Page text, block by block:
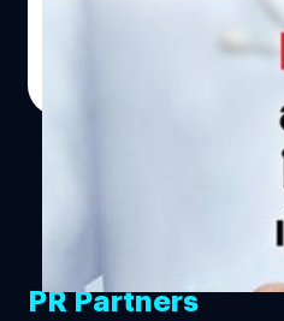
กสทช. สนับสนุนให้คนไทยด
หมอชนะ เพื่อให้ภาครัฐสาม
อย่างรวดเร็ว โดยลูกค้าทรูมู
เดือน สามารถใช้งานได้ไม่ต้
ลดภาระค่าใช้จ่ายของประ
รับสิทธิ์ทันทีโดยไม่ต้องลงท
เดียวกัน กลุ่มทรูประกาศเดิ
ด้านดิจิทัลเทคโนโลยีสื่อสา
ภารกิจสู้ภัยโควิด-19 ของทุ
คนไทยทุกกลุ่มอย่างต่อเนื่อง
นอกเหนือจาก ดาวน์โหลดแ
| 2034 days ago
PR Partners